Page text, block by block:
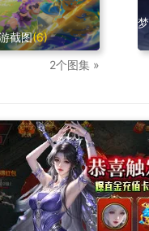
截图(6)
2个图集 »